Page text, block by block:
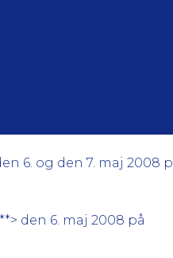
6. og den 7. maj 2008
den 6. maj 2008 på